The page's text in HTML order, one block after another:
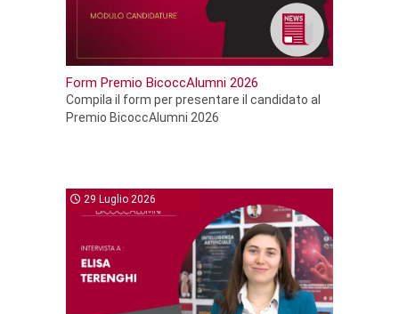
Form Premio BicoccAlumni 2026
Compila il form per presentare il candidato al
Premio BicoccAlumni 2026
29 Luglio 2026